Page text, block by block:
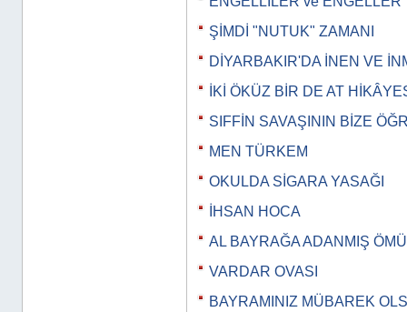
ŞİMDİ "NUTUK" ZAMANI
DİYARBAKIR'DA İNEN VE
İKİ ÖKÜZ BİR DE AT
SIFFİN SAVAŞININ BİZE
MEN TÜRKEM
OKULDA SİGARA YASAĞI
İHSAN HOCA
AL BAYRAĞA ADANMIŞ
VARDAR OVASI
BAYRAMINIZ MÜBAREK